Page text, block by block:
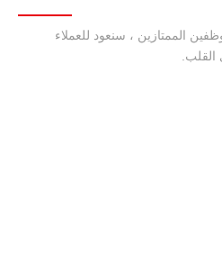
الممتازين ، سنعود للعملاء
القلب.